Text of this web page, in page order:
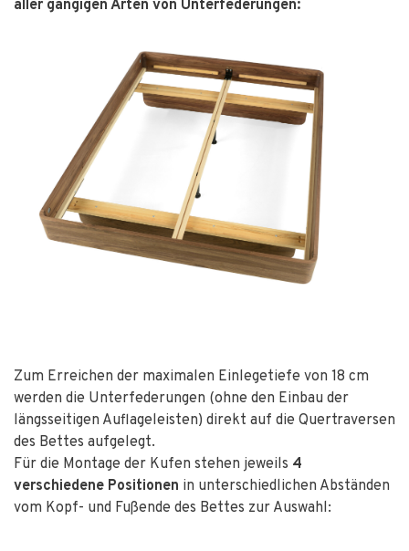
aller gängigen Arten von Unterfederungen:
Zum Erreichen der maximalen Einlegetiefe von 18 cm
werden die Unterfederungen (ohne den Einbau der
längsseitigen Auflageleisten) direkt auf die Quertraversen
des Bettes aufgelegt.
Für die Montage der Kufen stehen jeweils 4
verschiedene Positionen in unterschiedlichen Abständen
vom Kopf- und Fußende des Bettes zur Auswahl: